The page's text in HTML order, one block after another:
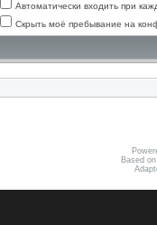
Автоматически входить при
Скрыть моё пребывание на
Based